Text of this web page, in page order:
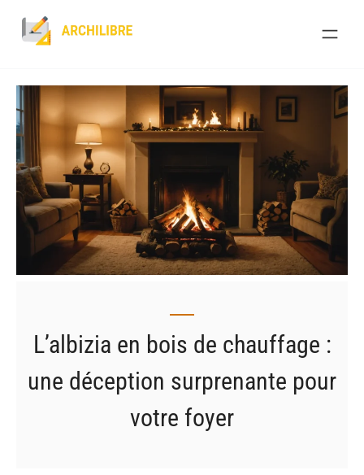
L’albizia en bois de chauffage :
une déception surprenante pour
votre foyer